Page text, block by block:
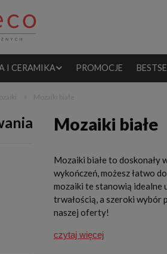
I CERAMIKA PROMOCJE
Mozaiki białe
Mozaiki białe to doskonały
wykończeń, możesz łatwo
mozaiki te stanowią idealne
trwałością, a szeroki wybór
naszej oferty!
czytaj więcej